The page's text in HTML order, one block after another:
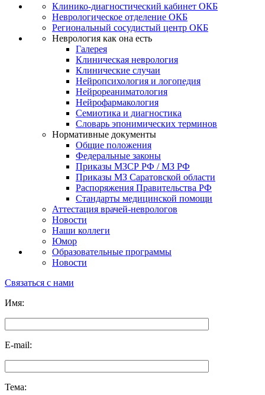
Клинико-диагностический кабинет ОКБ
Неврологическое отделение ОКБ
Региональный сосудистый центр ОКБ
Неврология как она есть
Галерея
Клиническая неврология
Клинические случаи
Нейропсихология и логопедия
Нейрореаниматология
Нейрофармакология
Семиотика и диагностика
Словарь эпонимических терминов
Нормативные документы
Общие положения
Федеральные законы
Приказы МЗСР РФ / МЗ РФ
Приказы МЗ Саратовской области
Распоряжения Правительства РФ
Стандарты медицинской помощи
Аттестация врачей-неврологов
Новости
Наши коллеги
Юмор
Образовательные программы
Новости
Связаться с нами
Имя:
E-mail:
Тема: